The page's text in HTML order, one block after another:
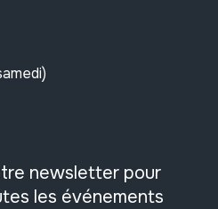
newsletter pour
les événements